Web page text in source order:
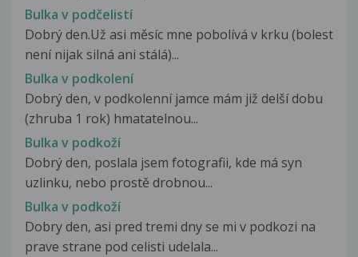
Bulka v podčelistí
Dobrý den.Už asi měsíc mne pobolívá v krku (bolest
není nijak silná ani stálá)...
Bulka v podkolení
Dobrý den, v podkolenní jamce mám již delší dobu
(zhruba 1 rok) hmatatelnou...
Bulka v podkoží
Dobrý den, poslala jsem fotografii, kde má syn
uzlinku, nebo prostě drobnou...
Bulka v podkoží
Dobry den, asi pred tremi dny se mi v podkozi na
prave strane pod celisti udelala...